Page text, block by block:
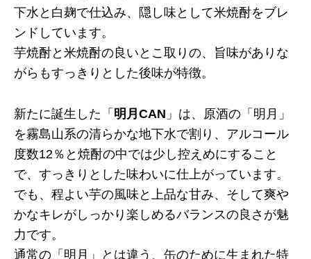
下水と白麹で仕込み、隠し味として米焼酎をブレ
ンドしています。
芋焼酎と米焼酎の良いとこ取りの、旨味がありな
がらもすっきりとした後味が特徴。
新たに誕生した「 明月CAN 」は、原酒の「明月」
を霧島山系の清らかな地下水で割り、アルコール
度数12％と焼酎の中では少し控えめにすること
で、すっきりとした味わいに仕上がっています。
でも、程よい芋の風味と上品な甘み、そして爽や
かなキレがしっかり楽しめるバランスの良さが魅
力です。
通常の「明月」とは違う、缶のために生まれた特